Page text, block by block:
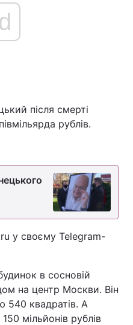
після смерті
рублів.
у своєму Telegram-
в сосновій
на центр Москви. Він
540 квадратів. А
мільйонів рублів